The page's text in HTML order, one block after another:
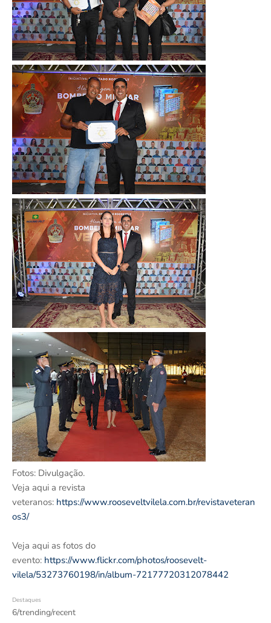
Fotos: Divulgação.
Veja aqui a revista
veteranos: https://www.rooseveltvilela.com.br/revistaveteran
os3/
Veja aqui as fotos do
evento: https://www.flickr.com/photos/roosevelt-
vilela/53273760198/in/album-72177720312078442
Destaques
6/trending/recent